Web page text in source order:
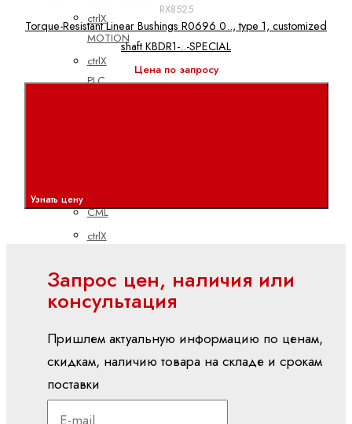
ctrlX
MOTION
ctrlX
PLC
CML
ctrlX
XM
YM
(IP20)
S67E
(IP65/IP67)
RX8525
Torque-Resistant Linear Bushings R0696 0.., type 1, customized
shaft KBDR1-..-SPECIAL
Цена по запросу
Узнать цену
Запрос цен, наличия или
консультация
Пришлем актуальную информацию по ценам,
скидкам, наличию товара на складе и срокам
поставки